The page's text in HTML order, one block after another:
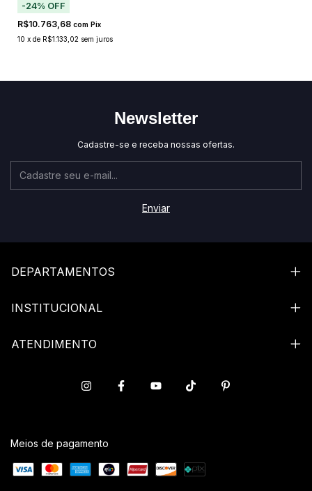
-24% OFF
R$10.763,68 com Pix
10 x de R$1.133,02 sem juros
Newsletter
Cadastre-se e receba nossas ofertas.
DEPARTAMENTOS
INSTITUCIONAL
ATENDIMENTO
Meios de pagamento